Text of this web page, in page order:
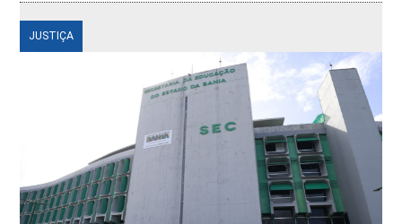
JUSTIÇA